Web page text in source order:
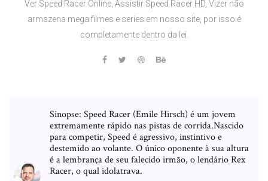
Ver Speed Racer Online, Assistir Speed Racer HD, Vizer não
armazena mega filmes e series em nosso site, por isso é
completamente dentro da lei.
Sinopse: Speed Racer (Emile Hirsch) é um jovem
extremamente rápido nas pistas de corrida.Nascido
para competir, Speed é agressivo, instintivo e
destemido ao volante. O único oponente à sua altura
é a lembrança de seu falecido irmão, o lendário Rex
Racer, o qual idolatrava.